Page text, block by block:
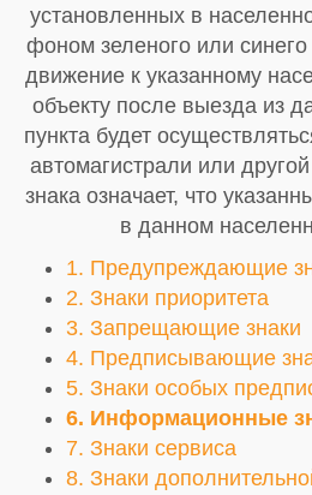
установленных в
фоном зеленого или синего
движение к указанному
объекту после выезда из
пункта будет
автомагистрали или
знака означает, что
в данном
1. Предупреждающие
2. Знаки приоритета
3. Запрещающие знаки
4. Предписывающие
5. Знаки особых
6. Информационные
7. Знаки сервиса
8. Знаки